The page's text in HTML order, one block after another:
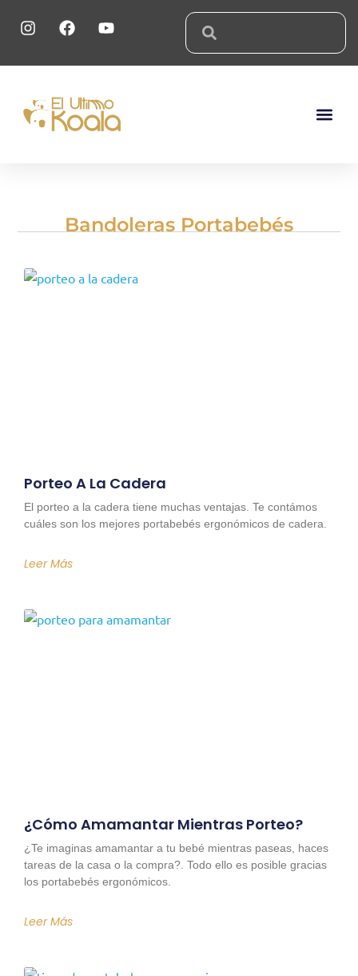
Bandoleras Portabebés
Porteo A La Cadera
El porteo a la cadera tiene muchas ventajas. Te contámos
cuáles son los mejores portabebés ergonómicos de cadera.
Leer Más
¿Cómo Amamantar Mientras Porteo?
¿Te imaginas amamantar a tu bebé mientras paseas, haces
tareas de la casa o la compra?. Todo ello es posible gracias
los portabebés ergonómicos.
Leer Más